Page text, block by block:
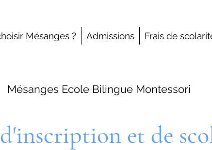
Mésanges ? Admissions Frais de
Mésanges Ecole Bilingue Montessori
et de